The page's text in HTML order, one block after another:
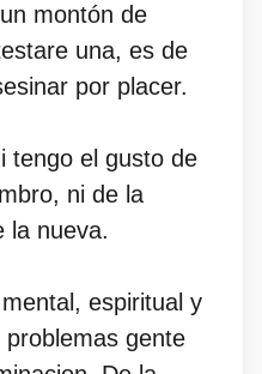
montón de
una, es de
por placer.
tengo el gusto de
ni de la
la nueva.
espiritual y
gente